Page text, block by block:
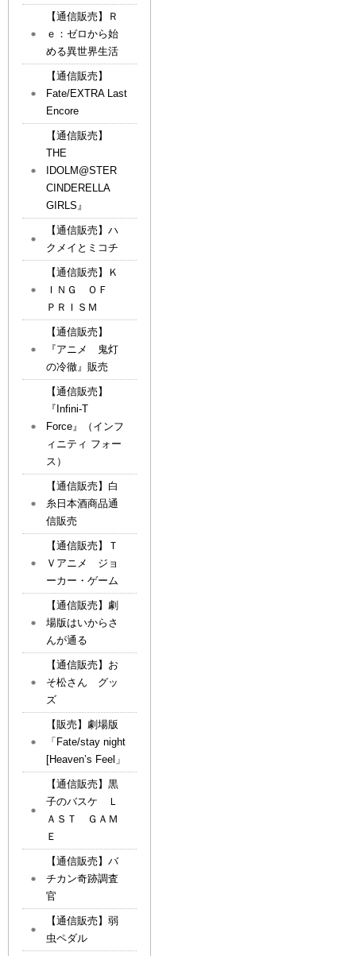
【通信販売】Ｒ
ｅ：ゼロから始
める異世界生活
【通信販売】
Fate/EXTRA Last
Encore
【通信販売】
THE
IDOLM@STER
CINDERELLA
GIRLS』
【通信販売】ハ
クメイとミコチ
【通信販売】Ｋ
ＩＮＧ ＯＦ
ＰＲＩＳＭ
【通信販売】
『アニメ 鬼灯
の冷徹』販売
【通信販売】
『Infini-T
Force』（インフ
ィニティ フォー
ス）
【通信販売】白
糸日本酒商品通
信販売
【通信販売】Ｔ
Ｖアニメ ジョ
ーカー・ゲーム
【通信販売】劇
場版はいからさ
んが通る
【通信販売】お
そ松さん グッ
ズ
【販売】劇場版
「Fate/stay night
[Heaven’s Feel」
【通信販売】黒
子のバスケ Ｌ
ＡＳＴ ＧＡＭ
Ｅ
【通信販売】バ
チカン奇跡調査
官
【通信販売】弱
虫ペダル